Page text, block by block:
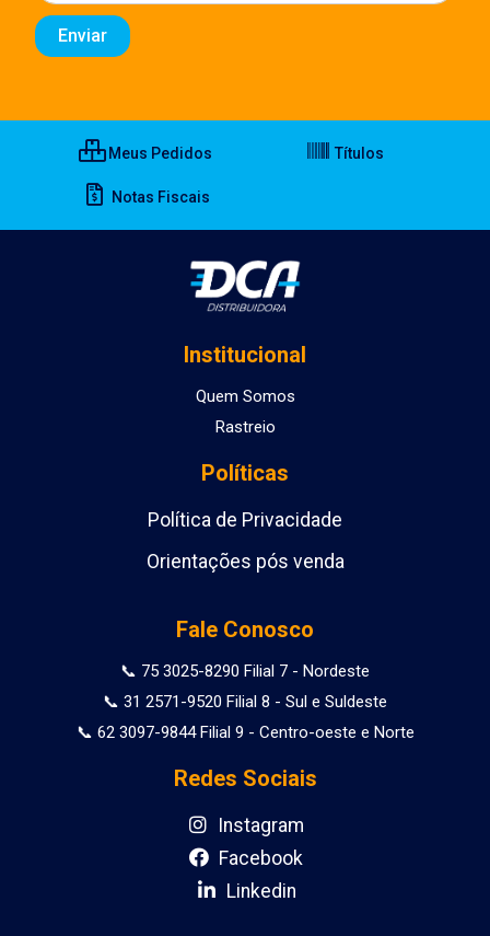
Meus Pedidos Títulos
Notas Fiscais
Institucional
Quem Somos
Rastreio
Políticas
Política de Privacidade
Orientações pós venda
Fale Conosco
📞 75 3025-8290 Filial 7 - Nordeste
📞 31 2571-9520 Filial 8 - Sul e Suldeste
📞 62 3097-9844 Filial 9 - Centro-oeste e Norte
Redes Sociais
Instagram
Facebook
Linkedin